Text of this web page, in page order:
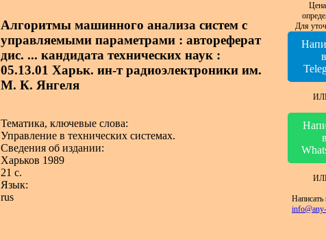
Алгоритмы машинного анализа систем с
управляемыми параметрами : автореферат
дис. ... кандидата технических наук :
05.13.01 Харьк. ин-т радиоэлектроники им.
М. К. Янгеля
Тематика, ключевые слова:
Управление в технических системах.
Сведения об издании:
Харьков 1989
21 с.
Язык:
rus
Для
в
в
Написать